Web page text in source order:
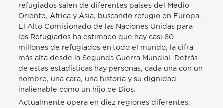
refugiados salen de diferentes países del Medio
Oriente, África y Asia, buscando refugio en Europa.
El Alto Comisionado de las Naciones Unidas para
los Refugiados ha estimado que hay casi 60
millones de refugiados en todo el mundo, la cifra
más alta desde la Segunda Guerra Mundial. Detrás
de estas estadísticas hay personas, cada una con un
nombre, una cara, una historia y su dignidad
inalienable como un hijo de Dios.
Actualmente opera en diez regiones diferentes,